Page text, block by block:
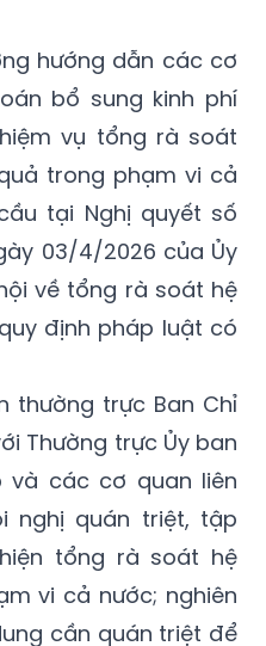
hướng dẫn các cơ
bổ sung kinh phí
vụ tổng rà soát
trong phạm vi cả
tại Nghị quyết số
03/4/2026 của Ủy
về tổng rà soát hệ
định pháp luật có
thường trực Ban Chỉ
Thường trực Ủy ban
và các cơ quan liên
nghị quán triệt, tập
tổng rà soát hệ
vi cả nước; nghiên
cần quán triệt để